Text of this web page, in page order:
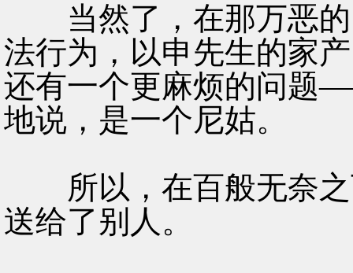
当然了，在那万恶的
法行为，以申先生的家
还有一个更麻烦的问题
地说，是一个尼姑。
所以，在百般无奈之
送给了别人。